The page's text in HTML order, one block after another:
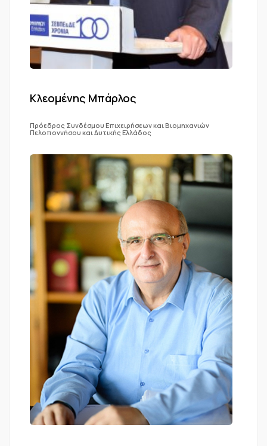
Κλεομένης Μπάρλος
Πρόεδρος Συνδέσμου Επιχειρήσεων και Βιομηχανιών
Πελοποννήσου και Δυτικής Ελλάδος